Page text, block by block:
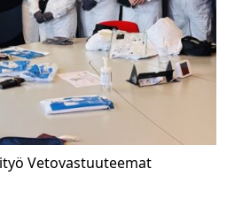
Vetovastuuteemat